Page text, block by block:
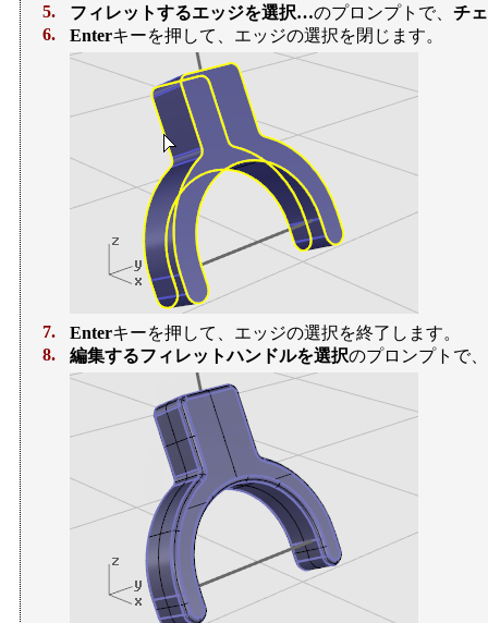
5. フィレットするエッジを選択…のプロンプトで、 チ
6.
Enterキーを押して、エッジの選択を閉じます。
7. Enterキーを押して、エッジの選択を終了します。
8.
編集するフィレットハンドルを選択のプロンプトで、